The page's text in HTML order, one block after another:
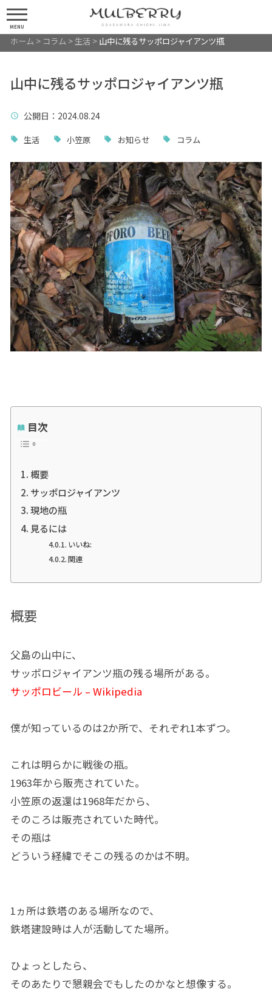
MENU
ホーム > コラム > 生活> 山中に残るサッポロジャイアンツ瓶
山中に残るサッポロジャイアンツ瓶
公開日 ：2024.08.24
生活 小笠原 お知らせ コラム
目次
概要
サッポロジャイアンツ
現地の瓶
見るには
いいね:
関連
概要
父島の山中に、
サッポロジャイアンツ瓶の残る場所がある。
サッポロビール – Wikipedia
僕が知っているのは2か所で、それぞれ1本ずつ。
これは明らかに戦後の瓶。
1963年から販売されていた。
小笠原の返還は1968年だから、
そのころは販売されていた時代。
その瓶は
どういう経緯でそこの残るのかは不明。
1ヵ所は鉄塔のある場所なので、
鉄塔建設時は人が活動してた場所。
ひょっとしたら、
そのあたりで懇親会でもしたのかなと想像する。